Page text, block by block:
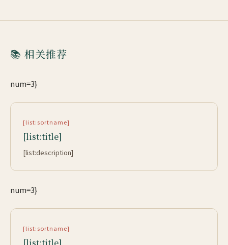
📚 相关推荐
num=3}
[list:sortname]
[list:title]
[list:description]
num=3}
[list:sortname]